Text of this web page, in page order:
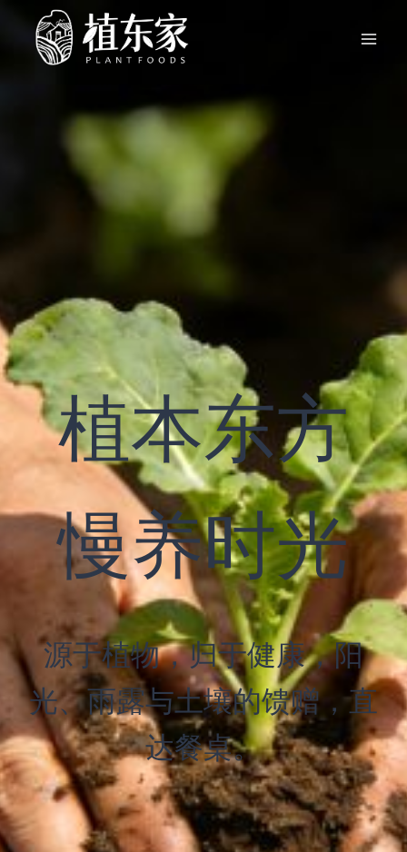
植本东方
慢养时光
源于植物，归于健康，阳
光、雨露与土壤的馈赠，直
达餐桌。